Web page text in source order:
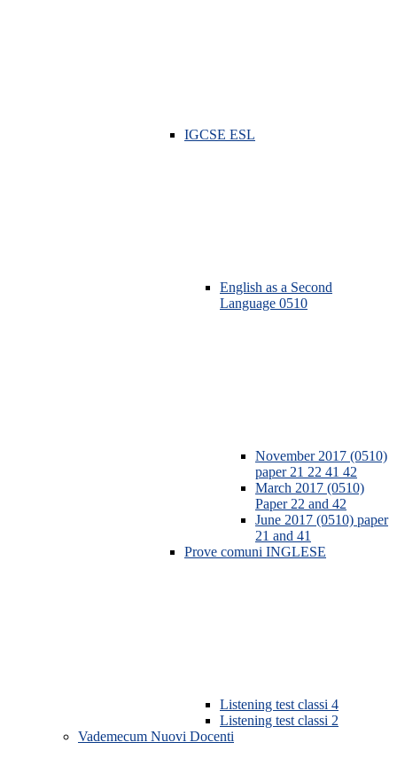
IGCSE ESL
English as a Second
Language 0510
November 2017 (0510)
paper 21 22 41 42
March 2017 (0510)
Paper 22 and 42
June 2017 (0510) paper
21 and 41
Prove comuni INGLESE
Listening test classi 4
Listening test classi 2
Vademecum Nuovi Docenti